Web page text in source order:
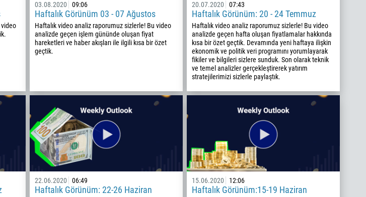
video
03.08.2020 09:06
Haftalık Görünüm 03 - 07 Ağustos
Haftalık video analiz raporumuz sizlerle! Bu video
analizde geçen işlem gününde oluşan fiyat
hareketleri ve haber akışları ile ilgili kısa bir özet
geçtik.
20.07.2020 07:43
Haftalık Görünüm: 20 - 24 Temmuz
Haftalık video analiz raporumuz sizlerle! Bu video
analizde geçen hafta oluşan fiyatlamalar hakkında
kısa bir özet geçtik. Devamında yeni haftaya ilişkin
ekonomik ve politik veri programını yorumlayarak
fikiler ve bilgileri sizlere sunduk. Son olarak teknik
ve temel analizler gerçekleştirerek yatırım
stratejilerimizi sizlerle paylaştık.
22.06.2020 06:49
Haftalık Görünüm: 22-26 Haziran
15.06.2020 12:06
Haftalık Görünüm:15-19 Haziran
Geri arama